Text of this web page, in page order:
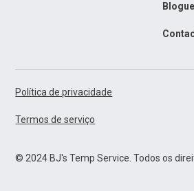
Blogue
© 2024 BJ's Temp Service. Todos os
Política de privacidade
Termos de serviço